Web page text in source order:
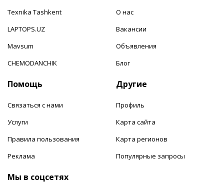
Texnika Tashkent
LAPTOPS.UZ
Mavsum
CHEMODANCHIK
О нас
Вакансии
Объявления
Блог
Помощь
Связаться с нами
Услуги
Правила пользования
Реклама
Другие
Профиль
Карта сайта
Карта регионов
Популярные запросы
Мы в соцсетях